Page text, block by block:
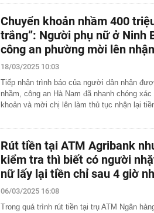
Chuyển khoản nhầm 400
trắng”: Người phụ nữ ở Ninh
công an phường mời lên
18/03/2025 10:03
Tiếp nhận trình báo của người dân nhận
nhầm, công an Hà Nam đã nhanh chóng
khoản và mời chị lên làm thủ tục nhận lại
Rút tiền tại ATM Agribank
kiểm tra thì biết có người
nữ lấy lại tiền chỉ sau 4 giờ
06/03/2025 16:08
Trong quá trình rút tiền tại trụ ATM Ngân